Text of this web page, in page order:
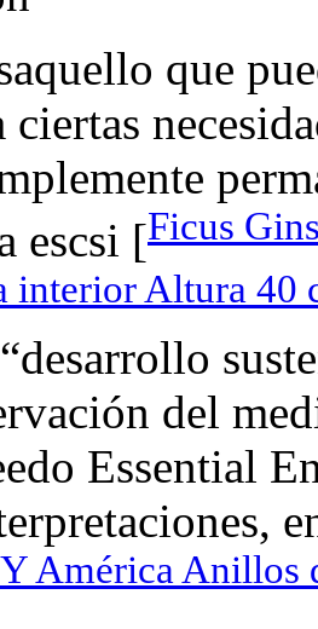
que
ciertas
escsi [Ficus
interior Altura 40
del
Essential
América Anillos